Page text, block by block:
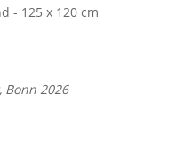
- 125 x 120 cm
Bonn 2026